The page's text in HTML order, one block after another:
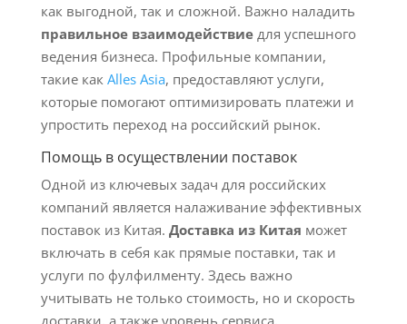
как выгодной, так и сложной. Важно наладить
правильное взаимодействиедля успешного
ведения бизнеса. Профильные компании,
такие как Alles Asia, предоставляют услуги,
которые помогают оптимизировать платежи и
упростить переход на российский рынок.
Помощь в осуществлении поставок
Одной из ключевых задач для российских
компаний является налаживание эффективных
поставок из Китая. Доставка из Китая может
включать в себя как прямые поставки, так и
услуги по фулфилменту. Здесь важно
учитывать не только стоимость, но и скорость
доставки, а также уровень сервиса,